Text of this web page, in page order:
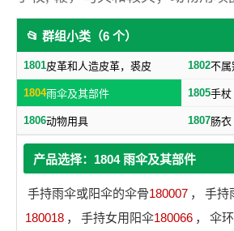
📂 群组小类（6 个）
1801皮革和人造皮革，裘皮 1802
1804雨伞及其部件 1805手杖
1806动物用具 1807肠衣
产品选择：1804 雨伞及其部件
手持雨伞或阳伞的伞骨180007 ，
手持
180018 ， 手持女用阳伞180066 ， 伞环